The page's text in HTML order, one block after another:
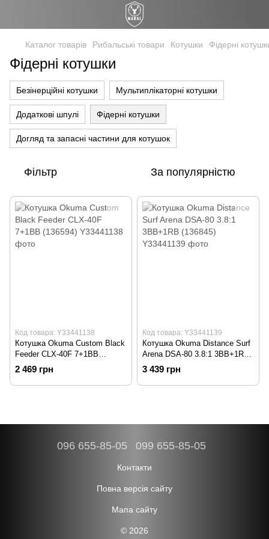
Каталог товарів Рибальські товари Котушки Фідерні
Фідерні котушки
Безінерційні котушки Мультиплікаторні котушки
Додаткові шпулі Фідерні котушки
Догляд та запасні частини для котушок
Фільтр За популярністю
Код товара: Y33441138
Котушка Okuma Custom Black
Feeder CLX-40F 7+1BB
(136594)
2 469 грн
Код товара: Y33441139
Котушка Okuma Distance Surf
Arena DSA-80 3.8:1 3BB+1RB
(136845)
3 439 грн
096 655-85-05 099 655-85-05
Контакти
Повна версія сайту
Мапа сайту
© 2026